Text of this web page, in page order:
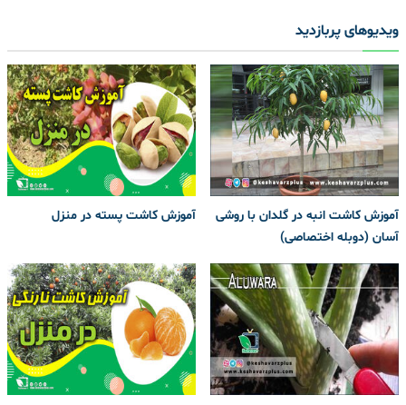
ویدیوهای پربازدید
آموزش کاشت انبه در گلدان با روشی
آسان (دوبله اختصاصی)
آموزش کاشت پسته در منزل